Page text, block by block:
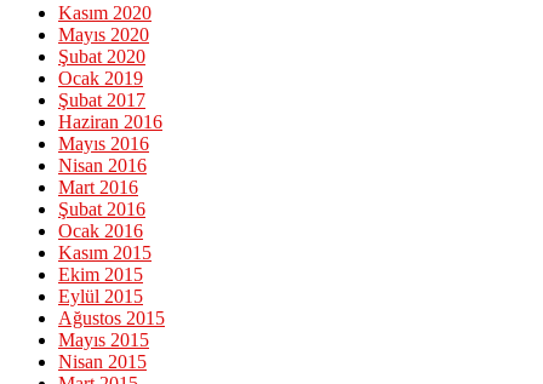
Kasım 2020
Mayıs 2020
Şubat 2020
Ocak 2019
Şubat 2017
Haziran 2016
Mayıs 2016
Nisan 2016
Mart 2016
Şubat 2016
Ocak 2016
Kasım 2015
Ekim 2015
Eylül 2015
Ağustos 2015
Mayıs 2015
Nisan 2015